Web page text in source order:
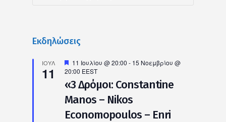
Εκδηλώσεις
ΙΟΎΛ
11
Προτεινόμενο
11 Ιουλίου @ 20:00 - 15 Νοεμβρίου @
20:00 EEST
«3 Δρόμοι: Constantine
Manos – Nikos
Economopoulos – Enri